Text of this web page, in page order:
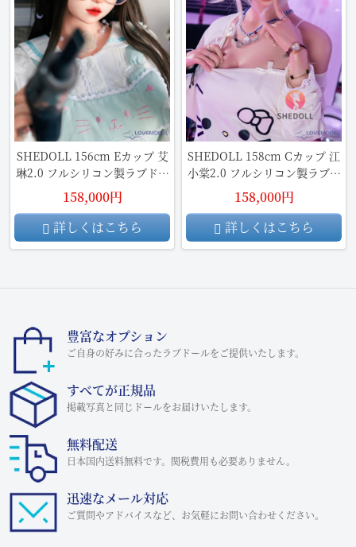
SHEDOLL 156cm Eカップ 艾
琳2.0 フルシリコン製ラブドー
ル
158,000円
詳しくはこちら
SHEDOLL 158cm Cカップ 江
小棠2.0 フルシリコン製ラブド
ール
158,000円
詳しくはこちら
豊富なオプション
ご自身の好みに合ったラブドールをご提供いたします。
すべてが正規品
掲載写真と同じドールをお届けいたします。
無料配送
日本国内送料無料です。関税費用も必要ありません。
迅速なメール対応
ご質問やアドバイスなど、お気軽にお問い合わせください。